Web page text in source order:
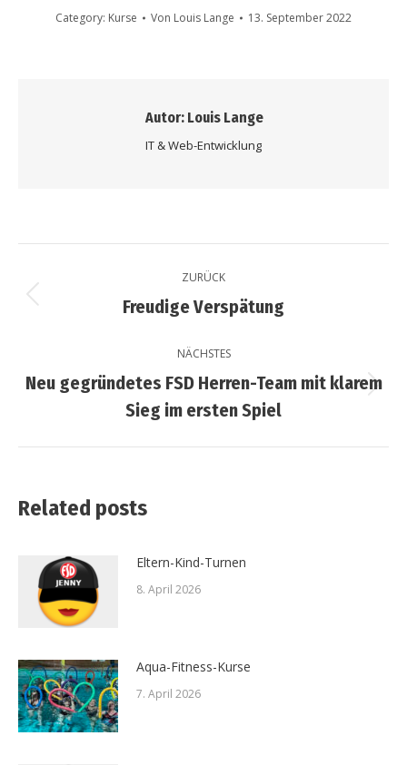
Category: Kurse Von Louis Lange 13. September 2022
Autor: Louis Lange
IT & Web-Entwicklung
Kommentarnavigation
ZURÜCK
Vorheriger
Freudige Verspätung
NÄCHSTES
Nächster
Beitrag:
Neu gegründetes FSD Herren-Team mit klarem
Sieg im ersten Spiel
Related posts
Eltern-Kind-Turnen
8. April 2026
Aqua-Fitness-Kurse
7. April 2026